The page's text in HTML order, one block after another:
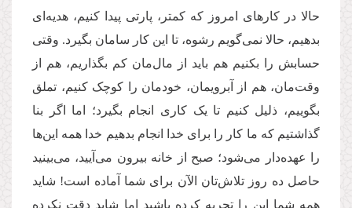
حالا در کارهای امروز که کمتر، پارتی پیدا کنیم، هدیه‌ای
بدهیم، حالا نمی‌گویم رشوه، تا این کار سامان بگیرد. وقتی
حسابش را بکنیم هم باید از مال‌مان کم بگذاریم، هم از
وقت‌مان، هم از آبرویمان، خودمان را کوچک کنیم، تملق
بگوییم، ذلیل کنیم تا یک کاری انجام بگیرد؛ اما اگر بنا
گذاشتیم که ما کار را برای خدا انجام بدهیم خدا همه این‌ها
را عهده‌دار می‌شود؛ صبح از خانه بیرون می‌آیید، می‌بینید
حاصل ده روز تلاش‌تان الآن برای شما آماده است! شاید
همه شما این را تجربه کرده باشید اما شاید دقت نکرده